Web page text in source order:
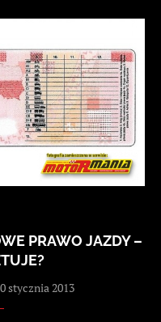
PRAWO JAZDY –
stycznia 2013